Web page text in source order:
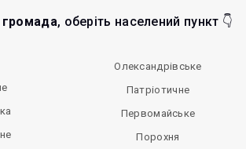
громада, оберіть населений пункт 👇
Олександрівське
Патріотичне
Первомайське
Порохня